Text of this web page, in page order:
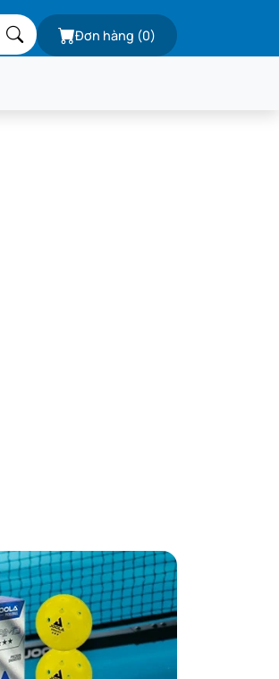
Đơn hàng (0)